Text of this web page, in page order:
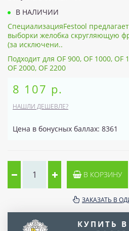
В НАЛИЧИИ
СпециализацияFestool
выборки желобка скругляющую
(за исключени..
Подходит для OF 900, OF 1000, OF
OF 2000, OF 2200
8 107 р.
НАШЛИ ДЕШЕВЛЕ?
Цена в бонусных баллах: 8361
В КОРЗИНУ
ЗАКАЗАТЬ В
КУПИТЬ